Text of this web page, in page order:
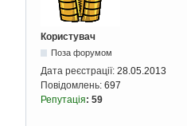
Користувач
Поза форумом
Дата реєстрації: 28.05.2013
Повідомлень: 697
Репутація: 59